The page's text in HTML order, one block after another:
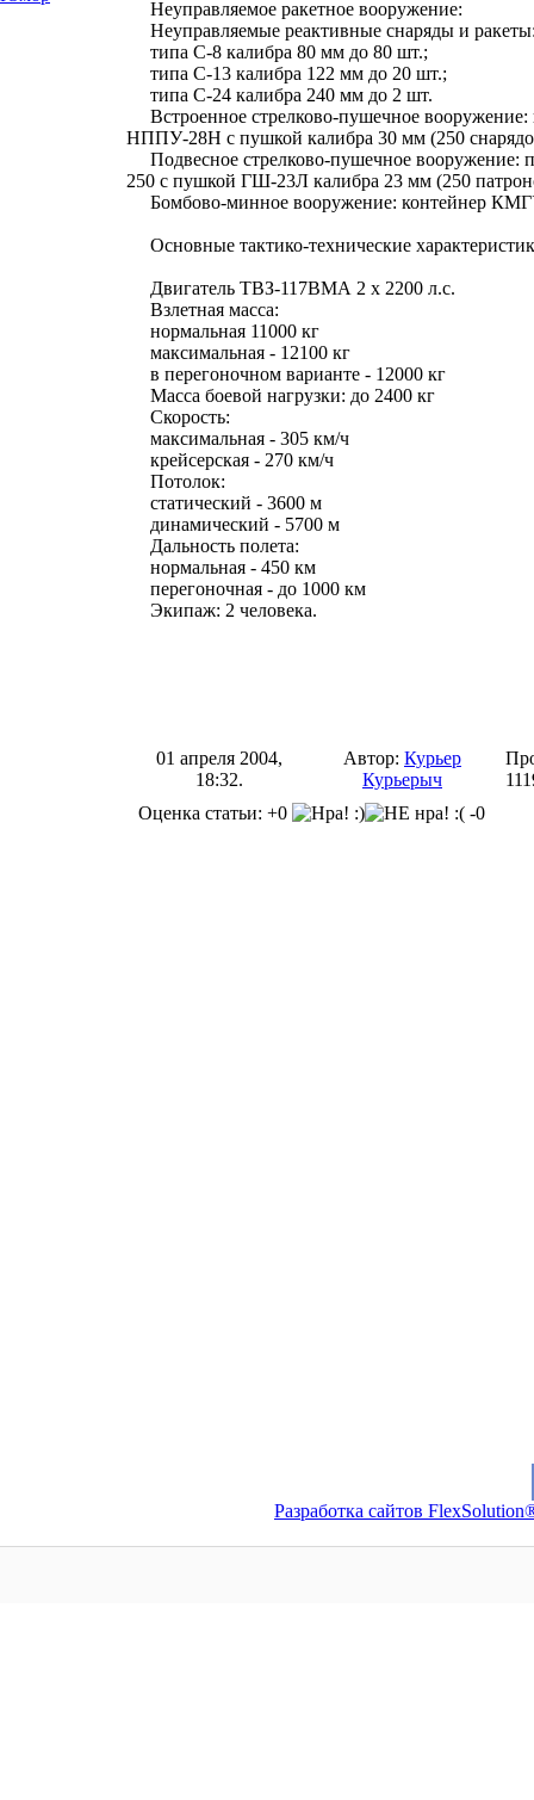
Неуправляемое ракетное вооружение:
Неуправляемые реактивные снаряды и
типа С-8 калибра 80 мм до 80 шт.;
типа С-13 калибра 122 мм до 20 шт.;
типа С-24 калибра 240 мм до 2 шт.
Встроенное стрелково-пушечное вооружение:
НППУ-28Н с пушкой калибра 30 мм (250
Подвесное стрелково-пушечное вооружение:
250 с пушкой ГШ-23Л калибра 23 мм (250
Бомбово-минное вооружение: контейнер
Основные тактико-технические
Двигатель ТВЗ-117ВМА 2 х 2200 л.с.
Взлетная масса:
нормальная 11000 кг
максимальная - 12100 кг
в перегоночном варианте - 12000 кг
Масса боевой нагрузки: до 2400 кг
Скорость:
максимальная - 305 км/ч
крейсерская - 270 км/ч
Потолок:
статический - 3600 м
динамический - 5700 м
Дальность полета:
нормальная - 450 км
перегоночная - до 1000 км
Экипаж: 2 человека.
01 апреля 2004,
18:32.
Автор: Курьер
Курьерыч
Оценка статьи: +0
-0
Разработка сайтов